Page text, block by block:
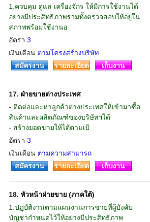
1.ควบคุม ดูแล เครื่องจักร ให้มีการใช้งานได้
อย่างมีประสิทธิภาพรวมทั้งตรวจสอบให้อยู่ใน
สภาพพร้อมใช้งานอ
อัตรา 3
เงินเดือน ตามโครงสร้างบริษัท
สมัครงาน รายละเอียด เก็บงาน
17. ฝ่ายขายต่างประเทศ
- ติดต่อและหาลูกค้าต่างประเทศให้เข้ามาซื้อ
สินค้าและผลิตภัณฑ์ของบริษัทฯได้
- สร้างยอดขายให้ได้ตามเป้
อัตรา 3
เงินเดือน ตามความสามารถ
สมัครงาน รายละเอียด เก็บงาน
18. หัวหน้าฝ่ายขาย (ภาคใต้)
1.ปฏฺบัติงานตามแผนงานการขายที่ผู้บังคับ
บัญชากำหนดไว้ให้อย่างมีประสิทธิภาพ